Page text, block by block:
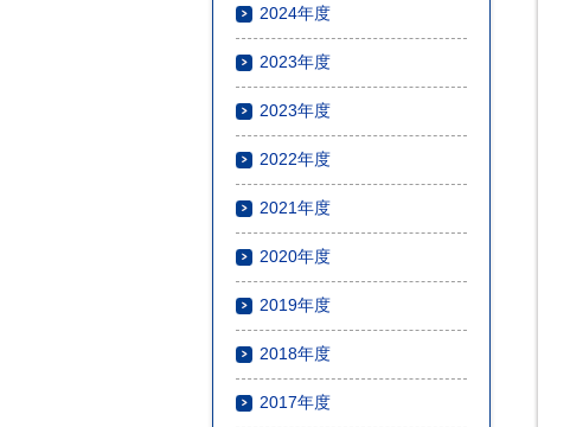
2024年度
2023年度
2023年度
2022年度
2021年度
2020年度
2019年度
2018年度
2017年度